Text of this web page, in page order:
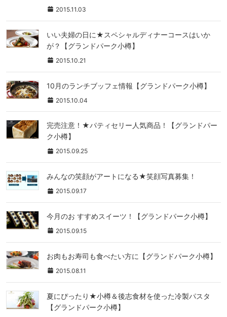
2015.11.03
いい夫婦の日に★スペシャルディナーコースはいか
が？【グランドパーク小樽】
2015.10.21
10月のランチブッフェ情報【グランドパーク小樽】
2015.10.04
完売注意！★パティセリー人気商品！【グランドパー
ク小樽】
2015.09.25
みんなの笑顔がアートになる★笑顔写真募集！
2015.09.17
今月のお すすめスイーツ！【グランドパーク小樽】
2015.09.15
お肉もお寿司も食べたい方に【グランドパーク小樽】
2015.08.11
夏にぴったり★小樽＆後志食材を使った冷製パスタ
【グランドパーク小樽】